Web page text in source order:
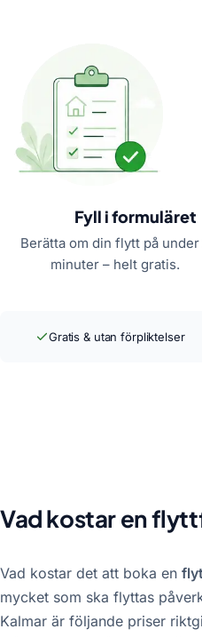
Fyll i formuläret
Berätta om din flytt på under
minuter – helt gratis.
Gratis & utan förpliktelser
Vad kostar en
Vad kostar det att boka en
mycket som ska flyttas
Kalmar är följande priser